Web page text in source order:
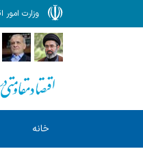
وزارت امور
خانه